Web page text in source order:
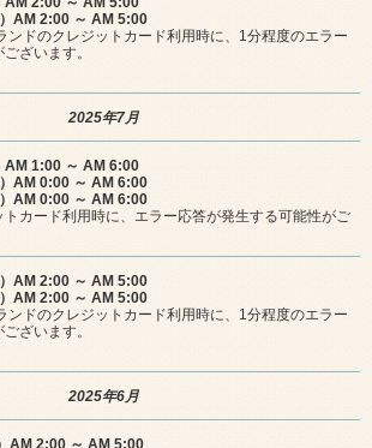
AM 2:00 ～ AM 5:00
ドのクレジットカード利用時に、1分程度のエラー
ざいます。
2025年7月
1:00 ～ AM 6:00
AM 0:00 ～ AM 6:00
AM 0:00 ～ AM 6:00
カード利用時に、エラー応答が発生する可能性がご
AM 2:00 ～ AM 5:00
AM 2:00 ～ AM 5:00
ドのクレジットカード利用時に、1分程度のエラー
ざいます。
2025年6月
AM 2:00 ～ AM 5:00